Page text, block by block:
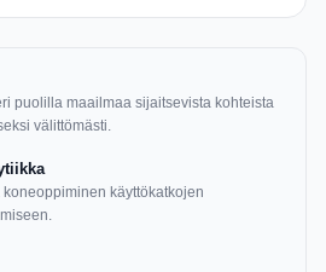
puolilla maailmaa sijaitsevista kohteista
välittömästi.
käyttökatkojen